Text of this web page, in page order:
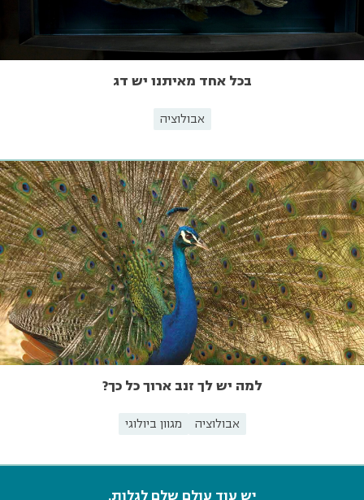
בכל אחד מאיתנו יש דג
אבולוציה
למה יש לך זנב ארוך כל כך?
אבולוציה מגוון ביולוגי